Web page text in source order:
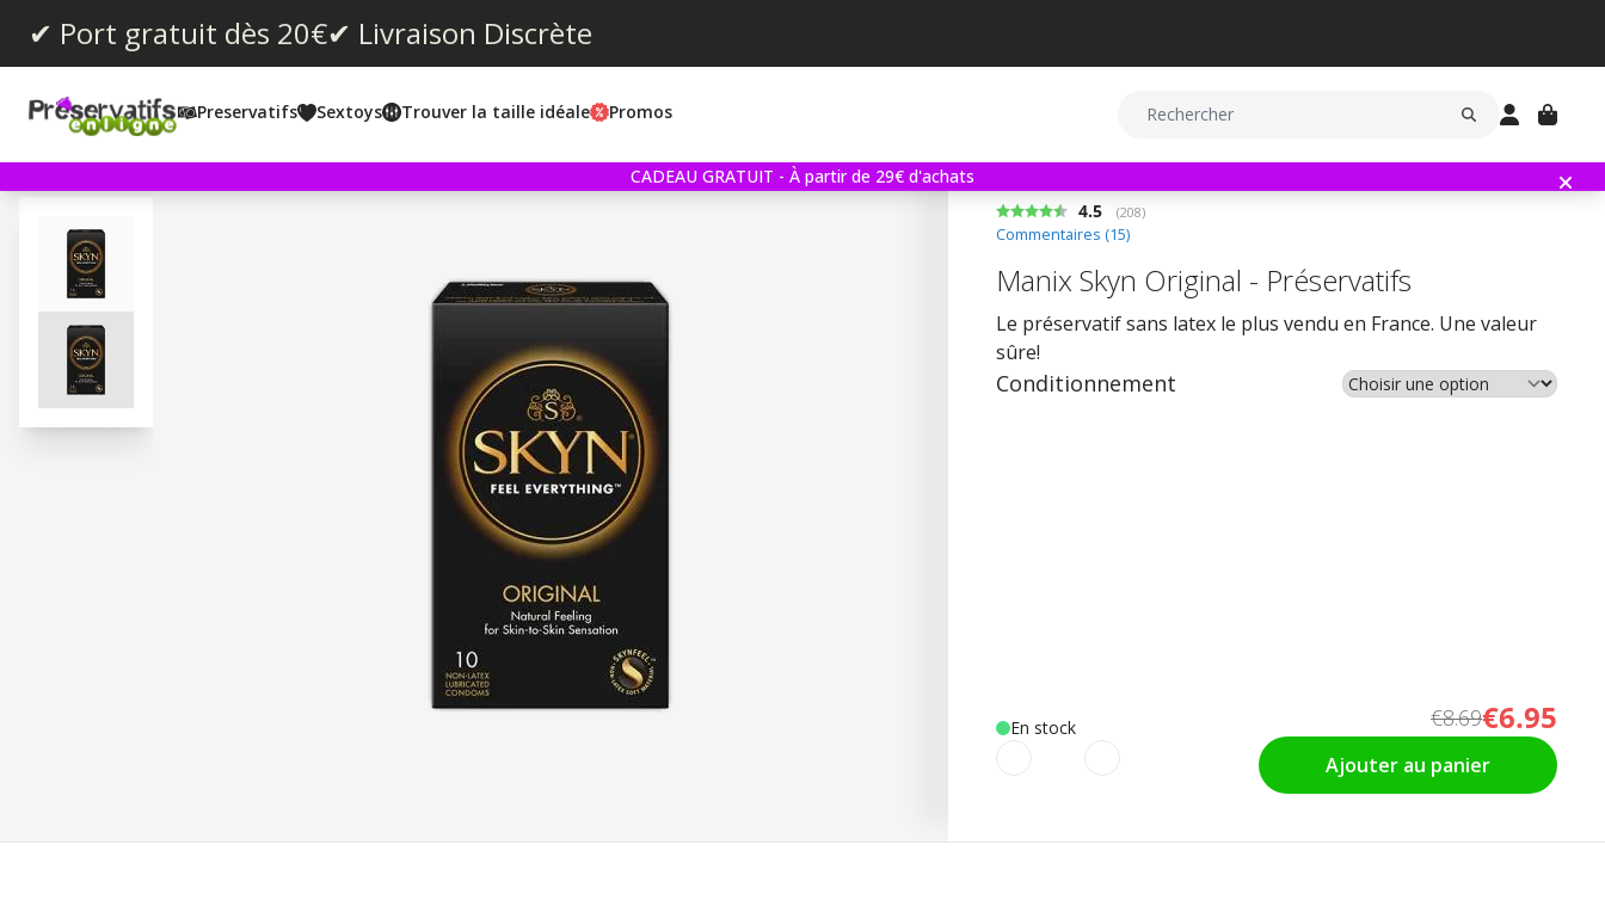
✔ Port gratuit dès 20€✔ Livraison Discrète
Preservatifs Sextoys Trouver la taille idéale Promos
CADEAU GRATUIT - À partir de 29€ d'achats
Note moyenne:
4.5 (votes:
208)
Commentaires (15)
Manix Skyn Original - Préservatifs
Le préservatif sans latex le plus vendu en France. Une valeur
sûre!
Conditionnement
En stock €8.69€6.95
Ajouter au panier